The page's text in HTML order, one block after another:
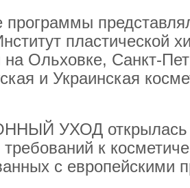
пластической
на Ольховке, Санкт-
и Украинская
УХОД открылась
к
с европейскими